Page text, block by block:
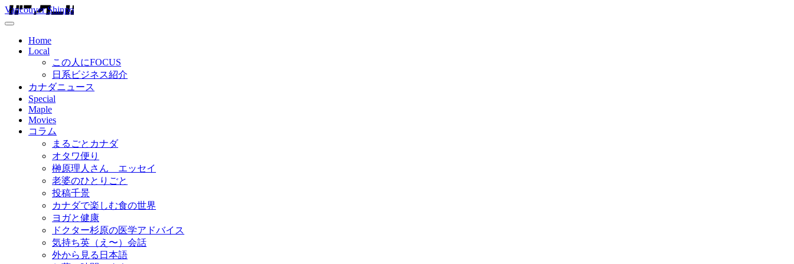
Vancouver Shinpo
Home
Local
この人にFOCUS
日系ビジネス紹介
カナダニュース
Special
Maple
Movies
コラム
まるごとカナダ
オタワ便り
榊原理人さん エッセイ
老婆のひとりごと
投稿千景
カナダで楽しむ食の世界
ヨガと健康
ドクター杉原の医学アドバイス
気持ち英（え〜）会話
外から見る日本語